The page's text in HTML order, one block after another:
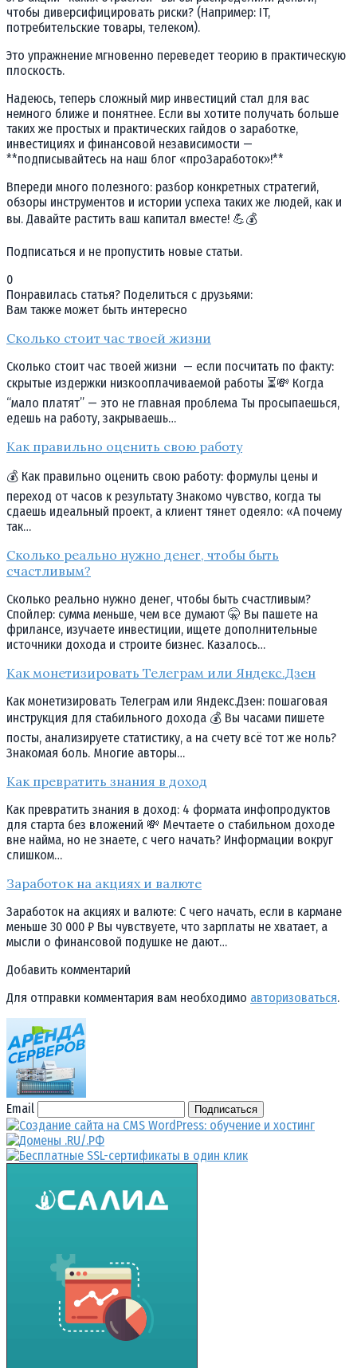
чтобы диверсифицировать риски? (Например: IT,
потребительские товары, телеком).
Это упражнение мгновенно переведет теорию в практическую
плоскость.
Надеюсь, теперь сложный мир инвестиций стал для вас
немного ближе и понятнее. Если вы хотите получать больше
таких же простых и практических гайдов о заработке,
инвестициях и финансовой независимости —
**подписывайтесь на наш блог «проЗаработок»!**
Впереди много полезного: разбор конкретных стратегий,
обзоры инструментов и истории успеха таких же людей, как и
вы. Давайте растить ваш капитал вместе! 💪💰
Подписаться и не пропустить новые статьи.
0
Понравилась статья? Поделиться с друзьями:
Вам также может быть интересно
Сколько стоит час твоей жизни
Сколько стоит час твоей жизни — если посчитать по факту:
скрытые издержки низкооплачиваемой работы ⏳💸 Когда
“мало платят” — это не главная проблема Ты просыпаешься,
едешь на работу, закрываешь…
Как правильно оценить свою работу
💰 Как правильно оценить свою работу: формулы цены и
переход от часов к результату Знакомо чувство, когда ты
сдаешь идеальный проект, а клиент тянет одеяло: «А почему
так…
Сколько реально нужно денег, чтобы быть
счастливым?
Сколько реально нужно денег, чтобы быть счастливым?
Спойлер: сумма меньше, чем все думают 🤫 Вы пашете на
фрилансе, изучаете инвестиции, ищете дополнительные
источники дохода и строите бизнес. Казалось…
Как монетизировать Телеграм или Яндекс.Дзен
Как монетизировать Телеграм или Яндекс.Дзен: пошаговая
инструкция для стабильного дохода 💰 Вы часами пишете
посты, анализируете статистику, а на счету всё тот же ноль?
Знакомая боль. Многие авторы…
Как превратить знания в доход
Как превратить знания в доход: 4 формата инфопродуктов
для старта без вложений 💸 Мечтаете о стабильном доходе
вне найма, но не знаете, с чего начать? Информации вокруг
слишком…
Заработок на акциях и валюте
Заработок на акциях и валюте: С чего начать, если в кармане
меньше 30 000 ₽ Вы чувствуете, что зарплаты не хватает, а
мысли о финансовой подушке не дают…
Добавить комментарий
Для отправки комментария вам необходимо авторизоваться.
Email Подписаться